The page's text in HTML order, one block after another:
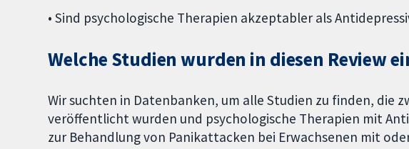
• Sind psychologische Therapien akzeptabler als
Welche Studien wurden in diesen Review
Wir suchten in Datenbanken, um alle Studien zu finden, die
veröffentlicht wurden und psychologische Therapien mit
zur Behandlung von Panikattacken bei Erwachsenen mit